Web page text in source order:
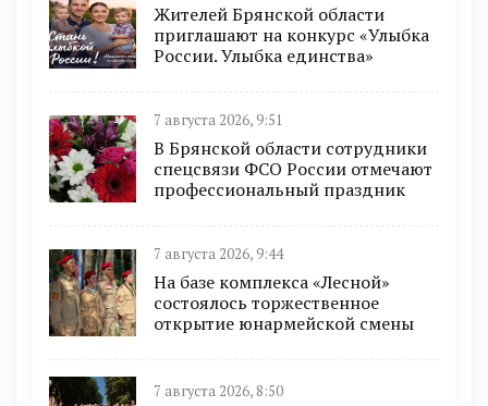
Жителей Брянской области
приглашают на конкурс «Улыбка
России. Улыбка единства»
7 августа 2026, 9:51
В Брянской области сотрудники
спецсвязи ФСО России отмечают
профессиональный праздник
7 августа 2026, 9:44
На базе комплекса «Лесной»
состоялось торжественное
открытие юнармейской смены
7 августа 2026, 8:50